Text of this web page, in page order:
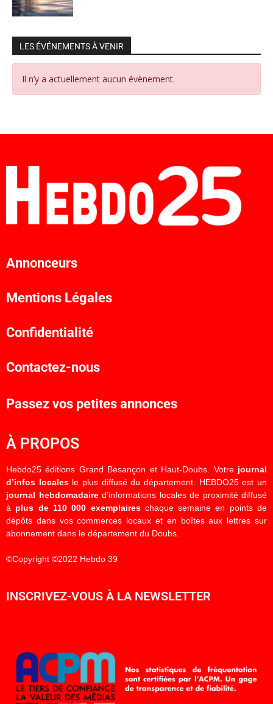
LES ÉVÉNEMENTS À VENIR
Il n’y a actuellement aucun évènement.
Annonceurs
Mentions Légales
Confidentialité
Contactez-nous
Passez vos petites annonces
À PROPOS
Hebdo25 éditions Grand Besançon et Haut-Doubs. Votre journal
d’infos localesle plus diffusé du département. HEBDO25 est un
journal hebdomadaired’informations locales de proximité diffusé
à plus de 110 000 exemplaireschaque semaine en points de
dépôts dans vos commerces locaux et en boîtes aux lettres sur
abonnement dans le département du Doubs.
©Copyright ©2022 Hebdo 39
INSCRIVEZ-VOUS À LA NEWSLETTER